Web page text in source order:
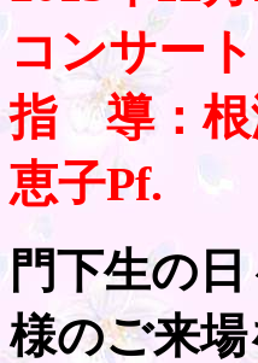
コンサー
指 導：根
恵子Pf.
門下生の
様のご来